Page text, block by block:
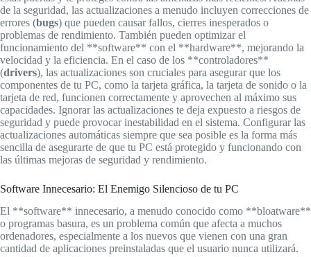
de la seguridad, las actualizaciones a menudo incluyen correcciones de
errores (bugs) que pueden causar fallos, cierres inesperados o
problemas de rendimiento. También pueden optimizar el
funcionamiento del **software** con el **hardware**, mejorando la
velocidad y la eficiencia. En el caso de los **controladores**
(drivers), las actualizaciones son cruciales para asegurar que los
componentes de tu PC, como la tarjeta gráfica, la tarjeta de sonido o la
tarjeta de red, funcionen correctamente y aprovechen al máximo sus
capacidades. Ignorar las actualizaciones te deja expuesto a riesgos de
seguridad y puede provocar inestabilidad en el sistema. Configurar las
actualizaciones automáticas siempre que sea posible es la forma más
sencilla de asegurarte de que tu PC está protegido y funcionando con
las últimas mejoras de seguridad y rendimiento.
Software Innecesario: El Enemigo Silencioso de tu PC
El **software** innecesario, a menudo conocido como **bloatware**
o programas basura, es un problema común que afecta a muchos
ordenadores, especialmente a los nuevos que vienen con una gran
cantidad de aplicaciones preinstaladas que el usuario nunca utilizará.